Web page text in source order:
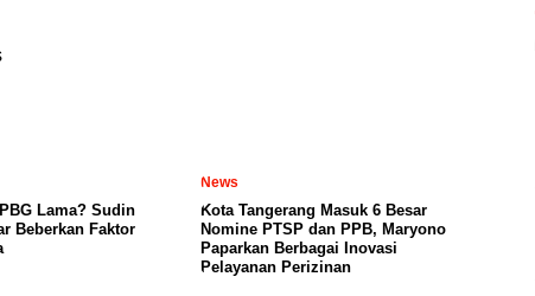
Lama? Sudin
Beberkan Faktor
News
Kota Tangerang Masuk 6 Besar
Nomine PTSP dan PPB, Maryono
Paparkan Berbagai Inovasi
Pelayanan Perizinan